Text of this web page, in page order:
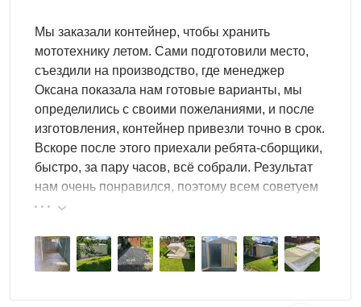
Мы заказали контейнер, чтобы хранить
мототехнику летом. Сами подготовили место,
съездили на производство, где менеджер
Оксана показала нам готовые варианты, мы
определились с своими пожеланиями, и после
изготовления, контейнер привезли точно в срок.
Вскоре после этого приехали ребята-сборщики,
быстро, за пару часов, всё собрали. Результат
нам очень понравился, поэтому всем советуем
эту фирму.